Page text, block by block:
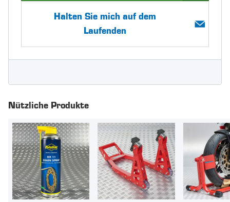
Halten Sie mich auf dem
Laufenden
Nützliche Produkte